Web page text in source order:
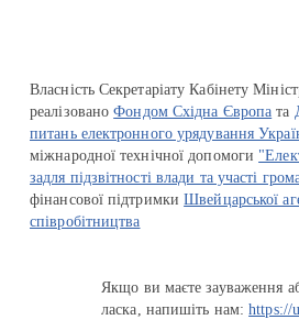
Власність Секретаріату Кабінету
реалізованоФондом Східна Європа та
питань електронного урядування
міжнародної технічної допомоги
задля підзвітності влади та участі
фінансової підтримкиШвейцарської
співробітництва
Якщо ви маєте зауваження
ласка, напишіть нам:https://